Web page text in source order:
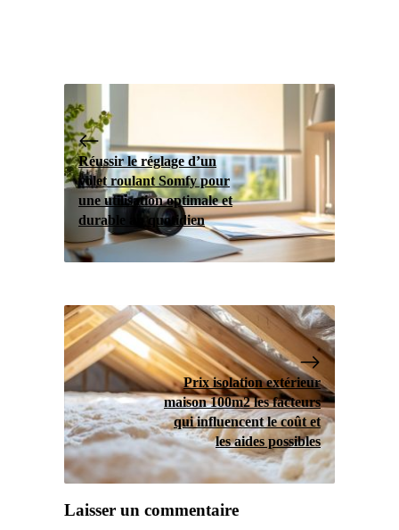
Réussir le réglage d’un
volet roulant Somfy pour
une utilisation optimale et
durable au quotidien
Prix isolation extérieur
maison 100m2 les facteurs
qui influencent le coût et
les aides possibles
Laisser un commentaire